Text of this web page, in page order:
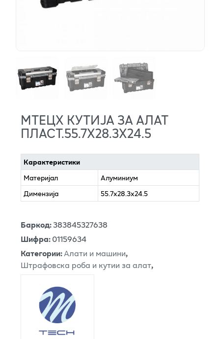
МТЕЦХ КУТИЈА ЗА АЛАТ
ПЛАСТ.55.7Х28.3Х24.5
Карактеристики
Материјал
Алуминиум
Димензија
55.7x28.3x24.5
Баркод:383845327638
Шифра:01159634
Категории:Алати и машини,
Штрафовска роба и кутии за алат,